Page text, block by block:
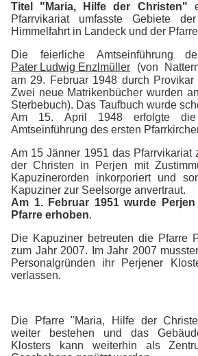
Titel "Maria, Hilfe der Christen"
Pfarrvikariat umfasste Gebiete
Himmelfahrt in Landeck und der
Die feierliche Amtseinführung
Pater Ludwig Enzlmüller (von
am 29. Februar 1948 durch Provikar
Zwei neue Matrikenbücher wurden
Sterbebuch). Das Taufbuch wurde
Am 15. April 1948 erfolgte die
Amtseinführung des ersten
Am 15 Jänner 1951 das Pfarrvikariat
der Christen in Perjen mit
Kapuzinerorden inkorporiert und
Kapuziner zur Seelsorge anvertraut.
Am 1. Februar 1951 wurde Perjen
Pfarre erhoben.
Die Kapuziner betreuten die Pfarre
zum Jahr 2007. Im Jahr 2007
Personalgründen ihr Perjener
verlassen.
Die Pfarre "Maria, Hilfe der
weiter bestehen und das
Klosters kann weiterhin als